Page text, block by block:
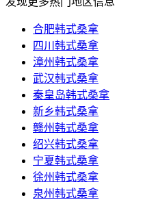
合肥韩式桑拿
四川韩式桑拿
漳州韩式桑拿
武汉韩式桑拿
秦皇岛韩式桑拿
新乡韩式桑拿
赣州韩式桑拿
绍兴韩式桑拿
宁夏韩式桑拿
徐州韩式桑拿
泉州韩式桑拿